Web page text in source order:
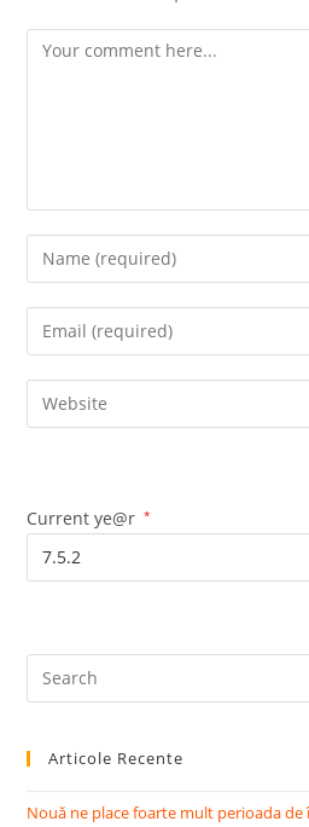
Comment
Enter
your
name
comment
Enter
your
email
address
Enter
your
(optional)
Current ye@r *
Articole Recente
Nouă ne place foarte mult perioada de